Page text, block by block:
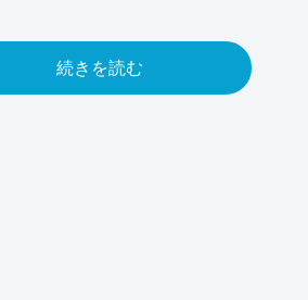
続きを読む